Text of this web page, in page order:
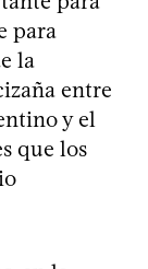
para
la
entre
y el
que los